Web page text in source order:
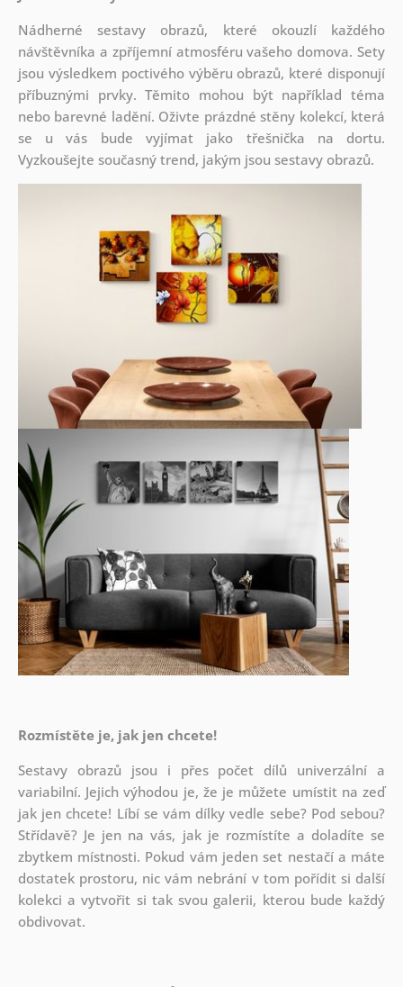
Nádherné sestavy obrazů, které okouzlí každého
návštěvníka a zpříjemní atmosféru vašeho domova. Sety
jsou výsledkem poctivého výběru obrazů, které disponují
příbuznými prvky. Těmito mohou být například téma
nebo barevné ladění. Oživte prázdné stěny kolekcí, která
se u vás bude vyjímat jako třešnička na dortu.
Vyzkoušejte současný trend, jakým jsou sestavy obrazů.
Rozmístěte je, jak jen chcete!
Sestavy obrazů jsou i přes počet dílů univerzální a
variabilní. Jejich výhodou je, že je můžete umístit na zeď
jak jen chcete! Líbí se vám dílky vedle sebe? Pod sebou?
Střídavě? Je jen na vás, jak je rozmístíte a doladíte se
zbytkem místnosti. Pokud vám jeden set nestačí a máte
dostatek prostoru, nic vám nebrání v tom pořídit si další
kolekci a vytvořit si tak svou galerii, kterou bude každý
obdivovat.